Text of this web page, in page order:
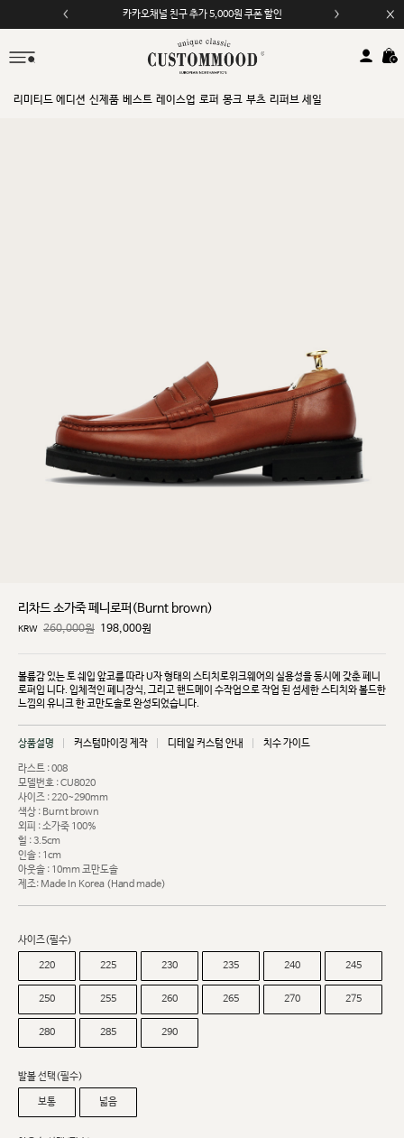
모바일 앱 자동 2,000원 할인
리미티드 에디션 신제품 베스트 레이스업 로퍼 몽크 부츠 리퍼브 세일
리차드 소가죽 페니로퍼(Burnt brown)
KRW 260,000원 198,000원
볼륨감 있는 토 쉐입 앞코를 따라 U자 형태의 스티치로위크웨어의 실용성을 동시에 갖춘 페니
로퍼입 니다. 입체적인 페니장식, 그리고 핸드메이 수작업으로 작업 된 섬세한 스티치와 볼드한
느낌의 유니크한 코만도솔로 완성되었습니다.
상품설명 커스텀마이징 제작 디테일 커스텀 안내 치수 가이드
라스트 : 008
모델번호 : CU8020
사이즈 : 220~290mm
색상 : Burnt brown
외피 : 소가죽 100%
힐 : 3.5cm
인솔 : 1cm
아웃솔 : 10mm 코만도솔
제조: Made In Korea (Hand made)
사이즈(필수)
220 225 230 235 240 245
250 255 260 265 270 275
280 285 290
발볼 선택(필수)
보통 넓음